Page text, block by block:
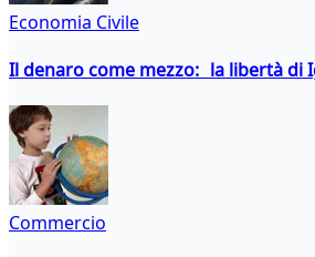
Economia Civile
Il denaro come mezzo: la libertà di
Commercio